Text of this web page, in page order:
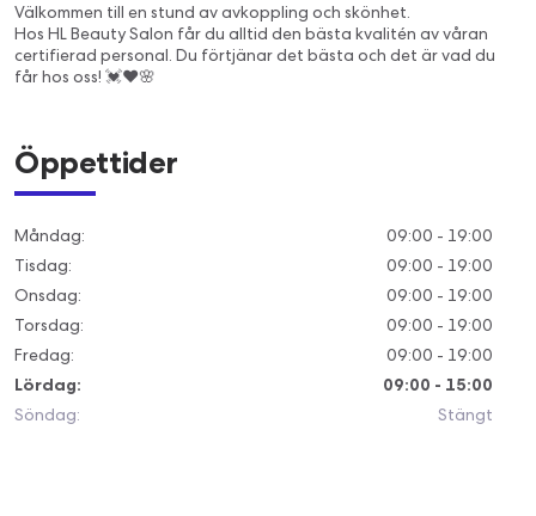
Välkommen till en stund av avkoppling och skönhet.
Hos HL Beauty Salon får du alltid den bästa kvalitén av våran
certifierad personal. Du förtjänar det bästa och det är vad du
får hos oss! 💓❤️🌸
Öppettider
Måndag:
09:00 - 19:00
Tisdag:
09:00 - 19:00
Onsdag:
09:00 - 19:00
Torsdag:
09:00 - 19:00
Fredag:
09:00 - 19:00
Lördag:
09:00 - 15:00
Söndag: Stängt